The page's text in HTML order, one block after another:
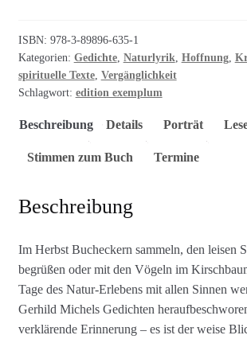
Menge
ISBN: 978-3-89896-635-1
Kategorien: Gedichte, Naturlyrik, Hoffnung,
spirituelle Texte, Vergänglichkeit
Schlagwort: edition exemplum
Beschreibung Details Porträt
Stimmen zum Buch Termine
Beschreibung
Im Herbst Bucheckern sammeln, den leisen
begrüßen oder mit den Vögeln im
Tage des Natur-Erlebens mit allen Sinnen
Gerhild Michels Gedichten
verklärende Erinnerung – es ist der weise